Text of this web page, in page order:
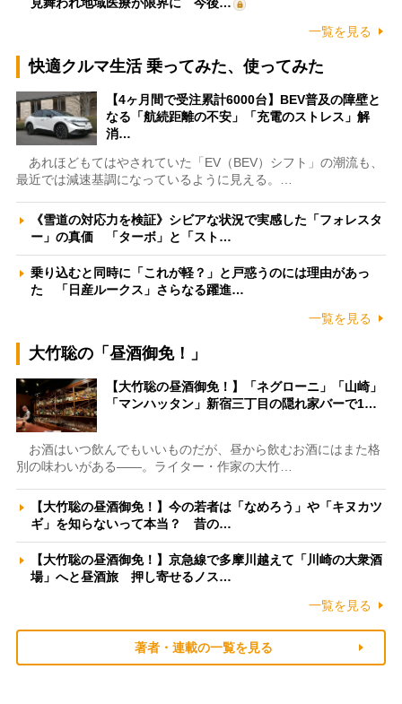
見舞われ地域医療が限界に 今後…
一覧を見る
快適クルマ生活 乗ってみた、使ってみた
【4ヶ月間で受注累計6000台】BEV普及の障壁と
なる「航続距離の不安」「充電のストレス」解
消…
あれほどもてはやされていた「EV（BEV）シフト」の潮流も、
最近では減速基調になっているように見える。…
《雪道の対応力を検証》シビアな状況で実感した「フォレスタ
ー」の真価 「ターボ」と「スト…
乗り込むと同時に「これが軽？」と戸惑うのには理由があっ
た 「日産ルークス」さらなる躍進…
一覧を見る
大竹聡の「昼酒御免！」
【大竹聡の昼酒御免！】「ネグローニ」「山崎」
「マンハッタン」新宿三丁目の隠れ家バーで1…
お酒はいつ飲んでもいいものだが、昼から飲むお酒にはまた格
別の味わいがある――。ライター・作家の大竹…
【大竹聡の昼酒御免！】今の若者は「なめろう」や「キヌカツ
ギ」を知らないって本当？ 昔の…
【大竹聡の昼酒御免！】京急線で多摩川越えて「川崎の大衆酒
場」へと昼酒旅 押し寄せるノス…
一覧を見る
著者・連載の一覧を見る